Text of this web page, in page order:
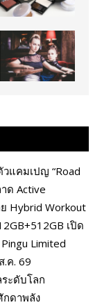
แคมเปญ “Road
ด Active
Hybrid Workout
เปิด
Limited
.ค. 69
ระดับโลก
กดาพลัง